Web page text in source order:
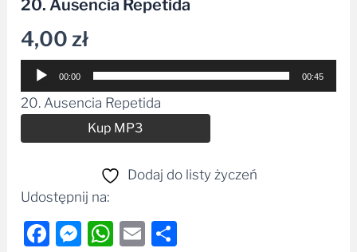
20. Ausencia Repetida
4,00zł
Odtwarzacz
plików
dźwiękowych
00:00 00:45
20. Ausencia Repetida
Kup MP3
Dodaj do listy życzeń
Udostępnij na:
Facebook
Messenger
WhatsApp
Email